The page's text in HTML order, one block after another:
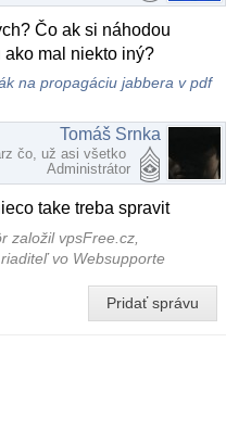
Čo ak si náhodou
mal niekto iný?
na propagáciu jabbera v pdf
Tomáš Srnka
čo, už asi všetko
Administrátor
take treba spravit
založil vpsFree.cz,
vo Websupporte
Pridať správu